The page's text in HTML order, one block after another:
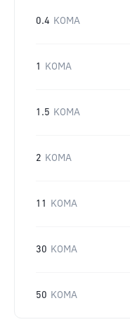
0.4 KOMA
1 KOMA
1.5 KOMA
2 KOMA
11 KOMA
30 KOMA
50 KOMA